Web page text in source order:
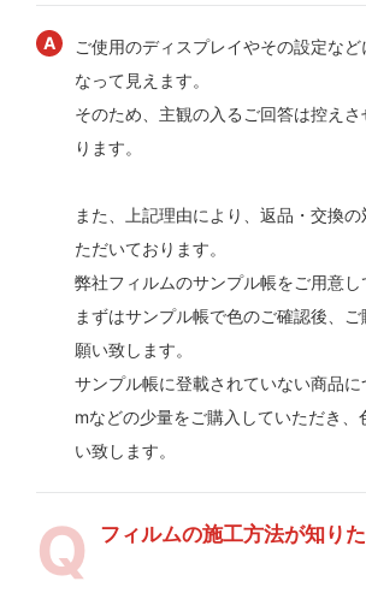
ご使用のディスプレイやその設定な
なって見えます。
そのため、主観の入るご回答は控え
ります。
また、上記理由により、返品・交換
ただいております。
弊社フィルムのサンプル帳をご用意し
まずはサンプル帳で色のご確認後、
願い致します。
サンプル帳に登載されていない商品
mなどの少量をご購入していただき、
い致します。
フィルムの施工方法が知り